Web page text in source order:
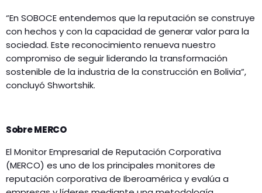
“En SOBOCE entendemos que la reputación se construye
con hechos y con la capacidad de generar valor para la
sociedad. Este reconocimiento renueva nuestro
compromiso de seguir liderando la transformación
sostenible de la industria de la construcción en Bolivia”,
concluyó Shwortshik.
Sobre MERCO
El Monitor Empresarial de Reputación Corporativa
(MERCO) es uno de los principales monitores de
reputación corporativa de Iberoamérica y evalúa a